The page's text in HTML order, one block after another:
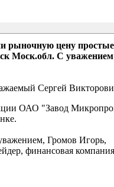
рыночную цену
Моск.обл. С
Сергей
ОАО "Завод
Громов Игорь,
финансовая